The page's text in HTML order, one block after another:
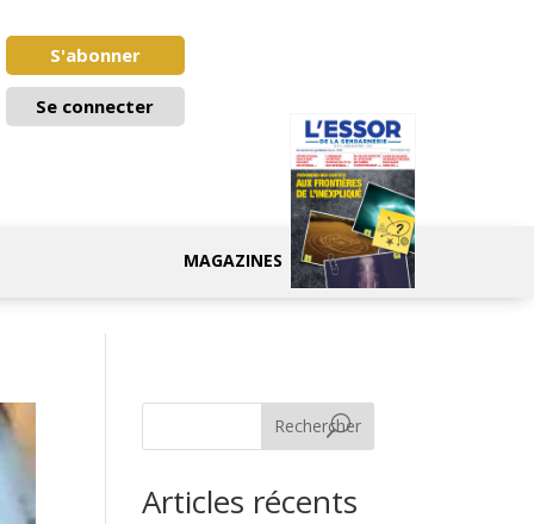
S'abonner
Se connecter
MAGAZINES
Rechercher
Articles récents